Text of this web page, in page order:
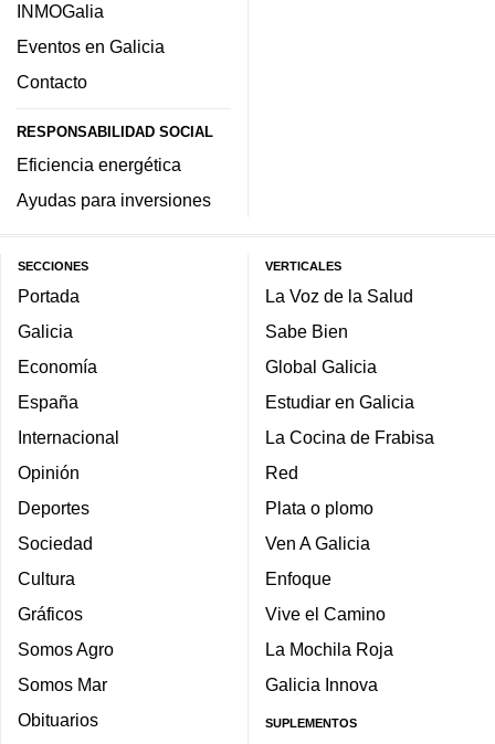
INMOGalia
Eventos en Galicia
Contacto
RESPONSABILIDAD SOCIAL
Eficiencia energética
Ayudas para inversiones
SECCIONES
Portada
Galicia
Economía
España
Internacional
Opinión
Deportes
Sociedad
Cultura
Gráficos
Somos Agro
Somos Mar
Obituarios
VERTICALES
La Voz de la Salud
Sabe Bien
Global Galicia
Estudiar en Galicia
La Cocina de Frabisa
Red
Plata o plomo
Ven A Galicia
Enfoque
Vive el Camino
La Mochila Roja
Galicia Innova
SUPLEMENTOS